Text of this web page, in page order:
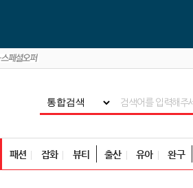
패션 잡화 뷰티 출산 유아 완구